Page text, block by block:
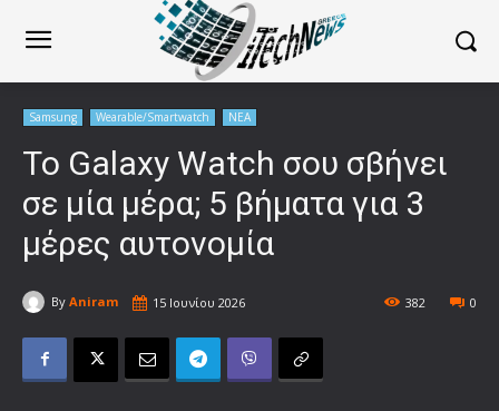
Samsung Wearable/Smartwatch ΝΕΑ
Το Galaxy Watch σου σβήνει
σε μία μέρα; 5 βήματα για 3
μέρες αυτονομία
By Aniram 15 Ιουνίου 2026 0
382